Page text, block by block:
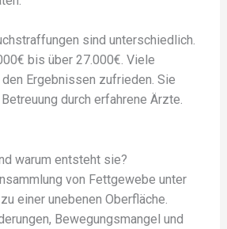
sind unterschiedlich.
bis über 27.000€. Viele
Ergebnissen zufrieden. Sie
durch erfahrene Ärzte.
warum entsteht sie?
von Fettgewebe unter
einer unebenen Oberfläche.
Bewegungsmangel und